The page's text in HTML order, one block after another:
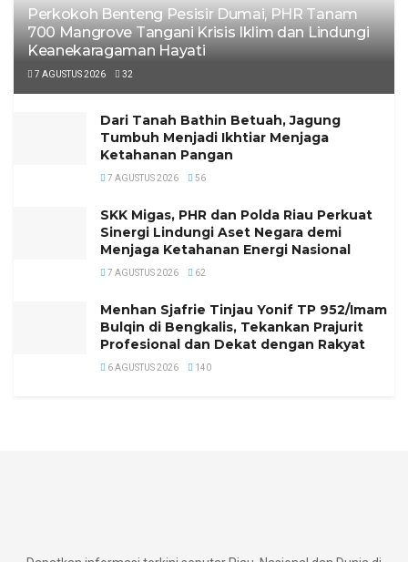
Perkokoh Benteng Pesisir Dumai, PHR Tanam
700 Mangrove Tangani Krisis Iklim dan Lindungi
Keanekaragaman Hayati
7 AGUSTUS 2026 32
Dari Tanah Bathin Betuah, Jagung
Tumbuh Menjadi Ikhtiar Menjaga
Ketahanan Pangan
7 AGUSTUS 2026 56
SKK Migas, PHR dan Polda Riau Perkuat
Sinergi Lindungi Aset Negara demi
Menjaga Ketahanan Energi Nasional
7 AGUSTUS 2026 62
Menhan Sjafrie Tinjau Yonif TP 952/Imam
Bulqin di Bengkalis, Tekankan Prajurit
Profesional dan Dekat dengan Rakyat
6 AGUSTUS 2026 140